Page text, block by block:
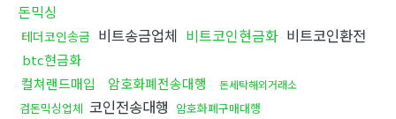
돈믹싱
테더코인송금 비트송금업체 비트코인현금화 비트코인환전
btc현금화
컬쳐랜드매입
암호화폐전송대행 돈세탁해외거래소
검돈믹싱업체 코인전송대행 암호화폐구매대행